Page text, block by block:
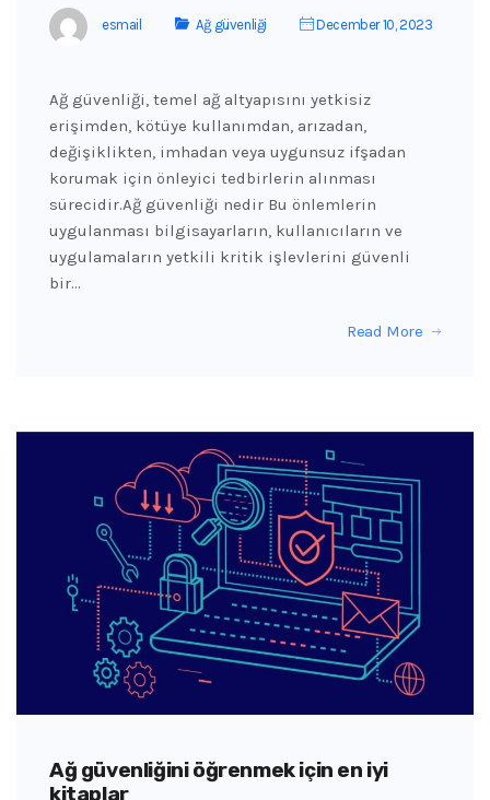
esmail Ağ güvenliği December 10, 2023
Ağ güvenliği, temel ağ altyapısını yetkisiz
erişimden, kötüye kullanımdan, arızadan,
değişiklikten, imhadan veya uygunsuz ifşadan
korumak için önleyici tedbirlerin alınması
sürecidir.Ağ güvenliği nedir Bu önlemlerin
uygulanması bilgisayarların, kullanıcıların ve
uygulamaların yetkili kritik işlevlerini güvenli
bir…
Read More
Ağ güvenliğini öğrenmek için en iyi
kitaplar